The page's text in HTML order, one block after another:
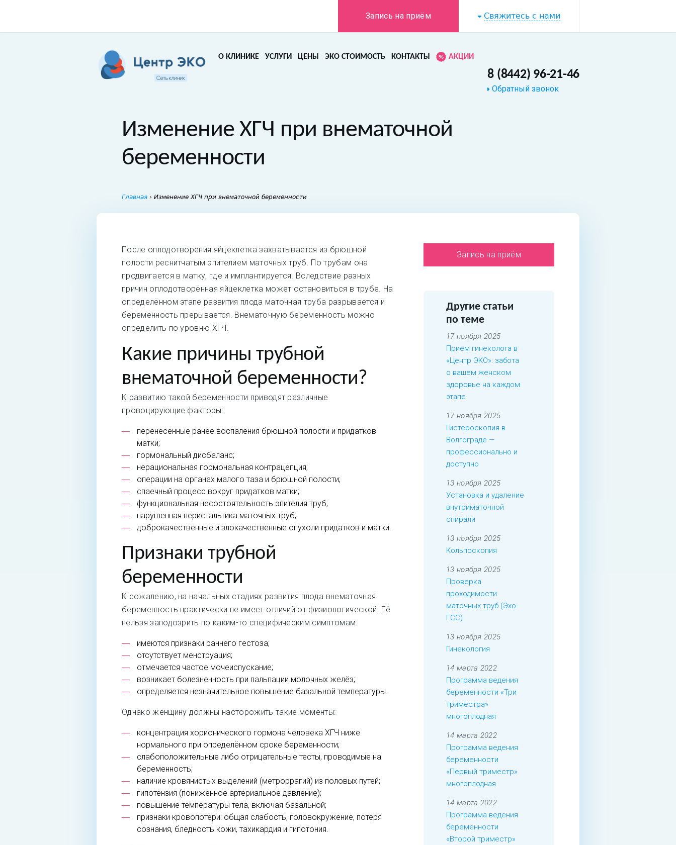
Свяжитесь с нами
Запись на приём
О КЛИНИКЕ УСЛУГИ ЦЕНЫ ЭКО СТОИМОСТЬ КОНТАКТЫ АКЦИИ
8 (8442) 96-21-46
Обратный звонок
Изменение ХГЧ при внематочной
беременности
Главная › Изменение ХГЧ при внематочной беременности
После оплодотворения яйцеклетка захватывается из брюшной
полости реснитчатым эпителием маточных труб. По трубам она
продвигается в матку, где и имплантируется. Вследствие разных
причин оплодотворённая яйцеклетка может остановиться в трубе. На
определённом этапе развития плода маточная труба разрывается и
беременность прерывается. Внематочную беременность можно
определить по уровню ХГЧ.
Какие причины трубной
внематочной беременности?
К развитию такой беременности приводят различные
провоцирующие факторы:
перенесенные ранее воспаления брюшной полости и придатков
матки;
гормональный дисбаланс;
нерациональная гормональная контрацепция;
операции на органах малого таза и брюшной полости;
спаечный процесс вокруг придатков матки;
функциональная несостоятельность эпителия труб;
нарушенная перистальтика маточных труб;
доброкачественные и злокачественные опухоли придатков и матки.
Признаки трубной
беременности
К сожалению, на начальных стадиях развития плода внематочная
беременность практически не имеет отличий от физиологической. Её
нельзя заподозрить по каким-то специфическим симптомам:
имеются признаки раннего гестоза;
отсутствует менструация;
отмечается частое мочеиспускание;
возникает болезненность при пальпации молочных желёз;
определяется незначительное повышение базальной температуры.
Однако женщину должны насторожить такие моменты:
концентрация хорионического гормона человека ХГЧ ниже
нормального при определённом сроке беременности;
слабоположительные либо отрицательные тесты, проводимые на
беременность;
наличие кровянистых выделений (метроррагий) из половых путей;
гипотензия (пониженное артериальное давление);
повышение температуры тела, включая базальной;
признаки кровопотери: общая слабость, головокружение, потеря
сознания, бледность кожи, тахикардия и гипотония.
Запись на приём
Другие статьи
по теме
17 ноября 2025
Прием гинеколога в
«Центр ЭКО»: забота
о вашем женском
здоровье на каждом
этапе
17 ноября 2025
Гистероскопия в
Волгограде —
профессионально и
доступно
13 ноября 2025
Установка и удаление
внутриматочной
спирали
13 ноября 2025
Кольпоскопия
13 ноября 2025
Проверка
проходимости
маточных труб (Эхо-
ГСС)
13 ноября 2025
Гинекология
14 марта 2022
Программа ведения
беременности «Три
триместра»
многоплодная
14 марта 2022
Программа ведения
беременности
«Первый триместр»
многоплодная
14 марта 2022
Программа ведения
беременности
«Второй триместр»